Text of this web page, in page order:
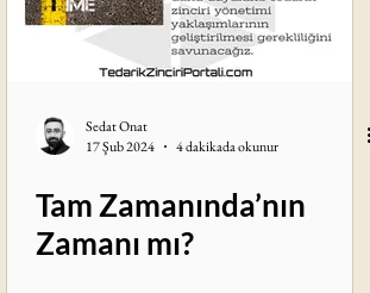
Sedat Onat
17 Şub 2024
4 dakikada okunur
Tam Zamanında’nın
Zamanı mı?